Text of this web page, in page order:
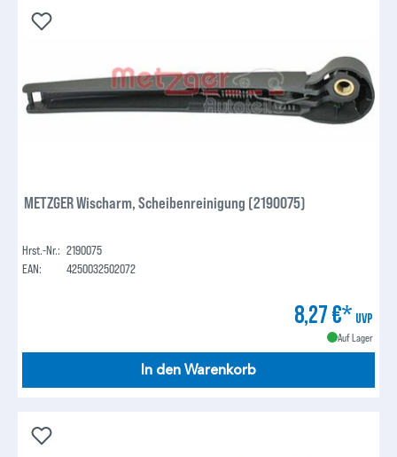
METZGER Wischarm, Scheibenreinigung (2190075)
Hrst.-Nr.: 2190075
EAN:
4250032502072
8,27 €* UVP
Auf Lager
In den Warenkorb